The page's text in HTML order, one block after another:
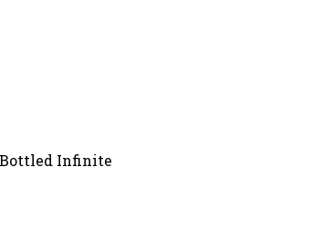
Bottled Infinite